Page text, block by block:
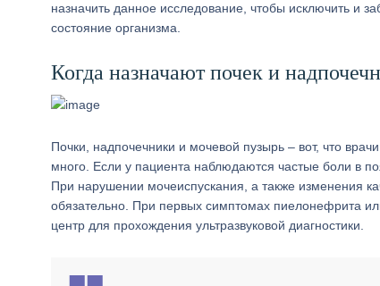
назначить данное исследование, чтобы исключить и
состояние организма.
Когда назначают почек и
Почки, надпочечники и мочевой пузырь – вот, что
много. Если у пациента наблюдаются частые боли в
При нарушении мочеиспускания, а также изменения
обязательно. При первых симптомах пиелонефрита
центр для прохождения ультразвуковой диагностики.